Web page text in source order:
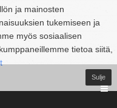
ja mainosten
tukemiseen ja
myös sosiaalisen
tietoa siitä,
Sulje